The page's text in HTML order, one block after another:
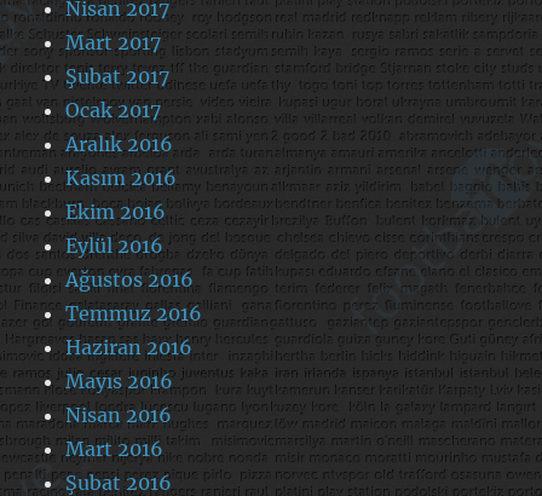
Nisan 2017
Mart 2017
Şubat 2017
Ocak 2017
Aralık 2016
Kasım 2016
Ekim 2016
Eylül 2016
Ağustos 2016
Temmuz 2016
Haziran 2016
Mayıs 2016
Nisan 2016
Mart 2016
Şubat 2016